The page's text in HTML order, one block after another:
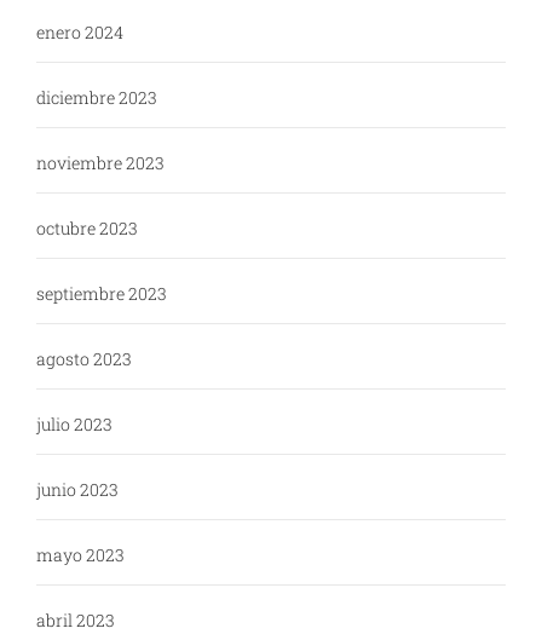
enero 2024
diciembre 2023
noviembre 2023
octubre 2023
septiembre 2023
agosto 2023
julio 2023
junio 2023
mayo 2023
abril 2023